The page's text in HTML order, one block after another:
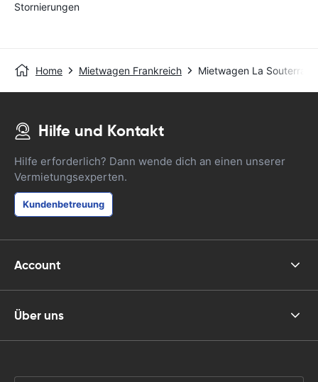
Stornierungen
Home Mietwagen Frankreich Mietwagen La
Hilfe und Kontakt
Hilfe erforderlich? Dann wende dich an einen unserer
Vermietungsexperten.
Kundenbetreuung
Account
Über uns